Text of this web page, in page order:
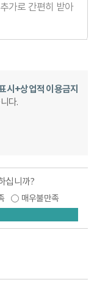
가로 간편히 받아
시+상업적 이용금지
다.
십니까?
매우불만족